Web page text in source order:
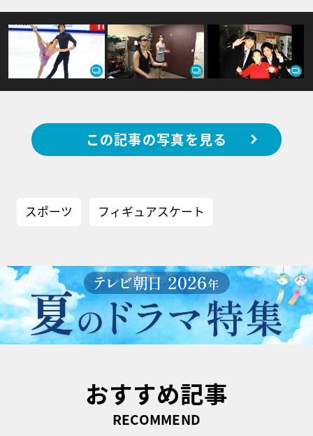
この記事の写真を見る
スポーツ フィギュアスケート
おすすめ記事
RECOMMEND